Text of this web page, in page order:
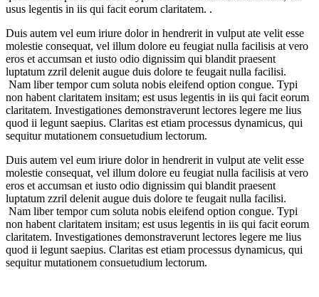
usus legentis in iis qui facit eorum claritatem. .
Duis autem vel eum iriure dolor in hendrerit in vulput ate velit esse
molestie consequat, vel illum dolore eu feugiat nulla facilisis at vero
eros et accumsan et iusto odio dignissim qui blandit praesent
luptatum zzril delenit augue duis dolore te feugait nulla facilisi.
Nam liber tempor cum soluta nobis eleifend option congue. Typi
non habent claritatem insitam; est usus legentis in iis qui facit eorum
claritatem. Investigationes demonstraverunt lectores legere me lius
quod ii legunt saepius. Claritas est etiam processus dynamicus, qui
sequitur mutationem consuetudium lectorum.
Duis autem vel eum iriure dolor in hendrerit in vulput ate velit esse
molestie consequat, vel illum dolore eu feugiat nulla facilisis at vero
eros et accumsan et iusto odio dignissim qui blandit praesent
luptatum zzril delenit augue duis dolore te feugait nulla facilisi.
Nam liber tempor cum soluta nobis eleifend option congue. Typi
non habent claritatem insitam; est usus legentis in iis qui facit eorum
claritatem. Investigationes demonstraverunt lectores legere me lius
quod ii legunt saepius. Claritas est etiam processus dynamicus, qui
sequitur mutationem consuetudium lectorum.